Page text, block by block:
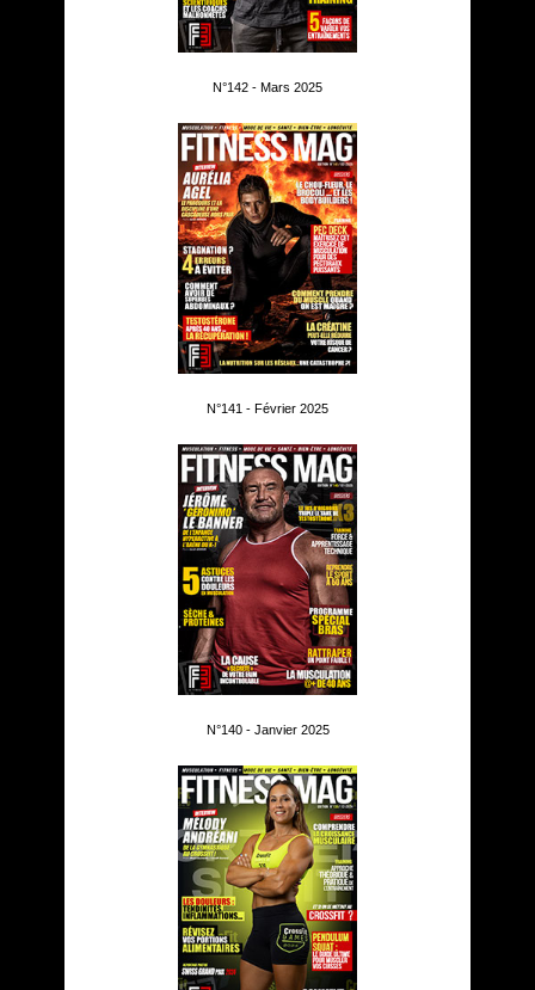
N°142 - Mars 2025
N°141 - Février 2025
N°140 - Janvier 2025